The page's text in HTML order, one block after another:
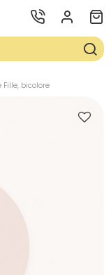
Fille, bicolore